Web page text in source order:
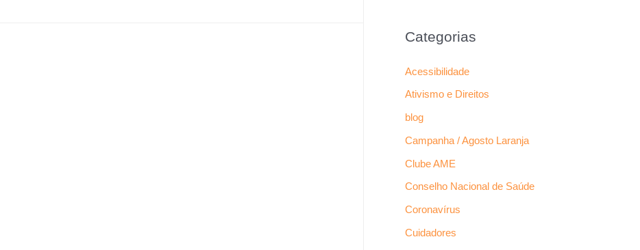
Categorias
Acessibilidade
Ativismo e Direitos
blog
Campanha / Agosto Laranja
Clube AME
Conselho Nacional de Saúde
Coronavírus
Cuidadores